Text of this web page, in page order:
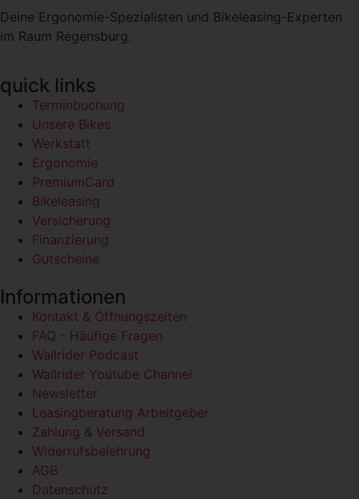
Deine Ergonomie-Spezialisten und Bikeleasing-Experten
im Raum Regensburg.
quick links
Terminbuchung
Unsere Bikes
Werkstatt
Ergonomie
PremiumCard
Bikeleasing
Versicherung
Finanzierung
Gutscheine
Informationen
Kontakt & Öffnungszeiten
FAQ - Häufige Fragen
Wallrider Podcast
Wallrider Youtube Channel
Newsletter
Leasingberatung Arbeitgeber
Zahlung & Versand
Widerrufsbelehrung
AGB
Datenschutz